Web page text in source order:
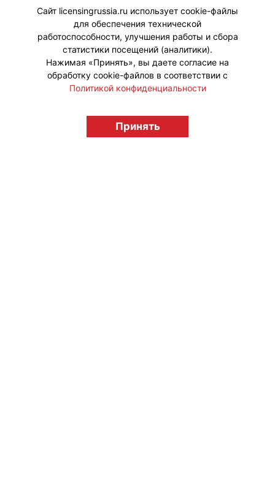
для БИЗНЕСА».
#Законодательство
licensingrussia.ru, 2009-2026 12+
Сайт licensingrussia.ru использует cookie-файлы
для обеспечения технической
работоспособности, улучшения работы и сбора
статистики посещений (аналитики).
Нажимая «Принять», вы даете согласие на
обработку cookie-файлов в соответствии с
Политикой конфиденциальности
Принять